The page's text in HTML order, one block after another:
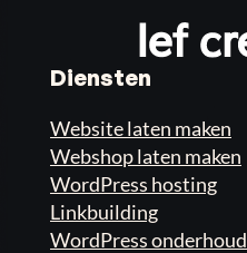
Diensten
Website laten maken
Webshop laten maken
WordPress hosting
Linkbuilding
WordPress onderhoud